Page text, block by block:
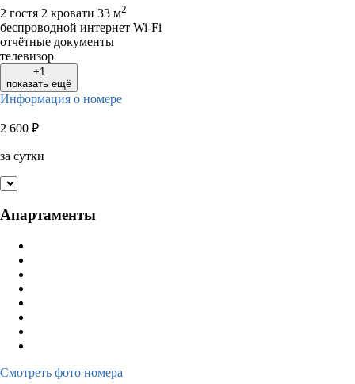
2 гостя 2 кровати 33 м2
беспроводной интернет Wi-Fi
отчётные документы
телевизор
+1
показать ещё
Информация о номере
2 600 ₽
за сутки
Апартаменты
Смотреть фото номера